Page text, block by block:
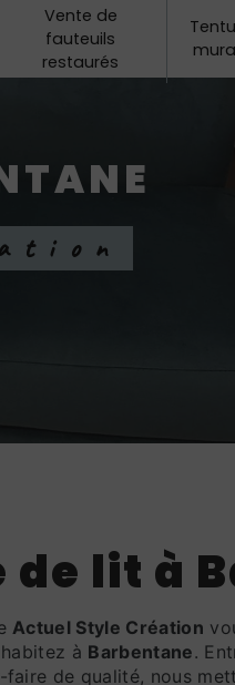
Vente de
fauteuils
restaurés
de lit à
Actuel Style Création
à Barbentane.
faire de qualité, nous